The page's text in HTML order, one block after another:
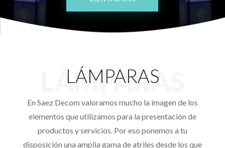
Blog
LÁMPARAS
LÁMPARAS
En Saez Decom valoramos mucho la imagen de los
elementos que utilizamos para la presentación de
productos y servicios. Por eso ponemos a tu
disposición una amplia gama de atriles desde los que